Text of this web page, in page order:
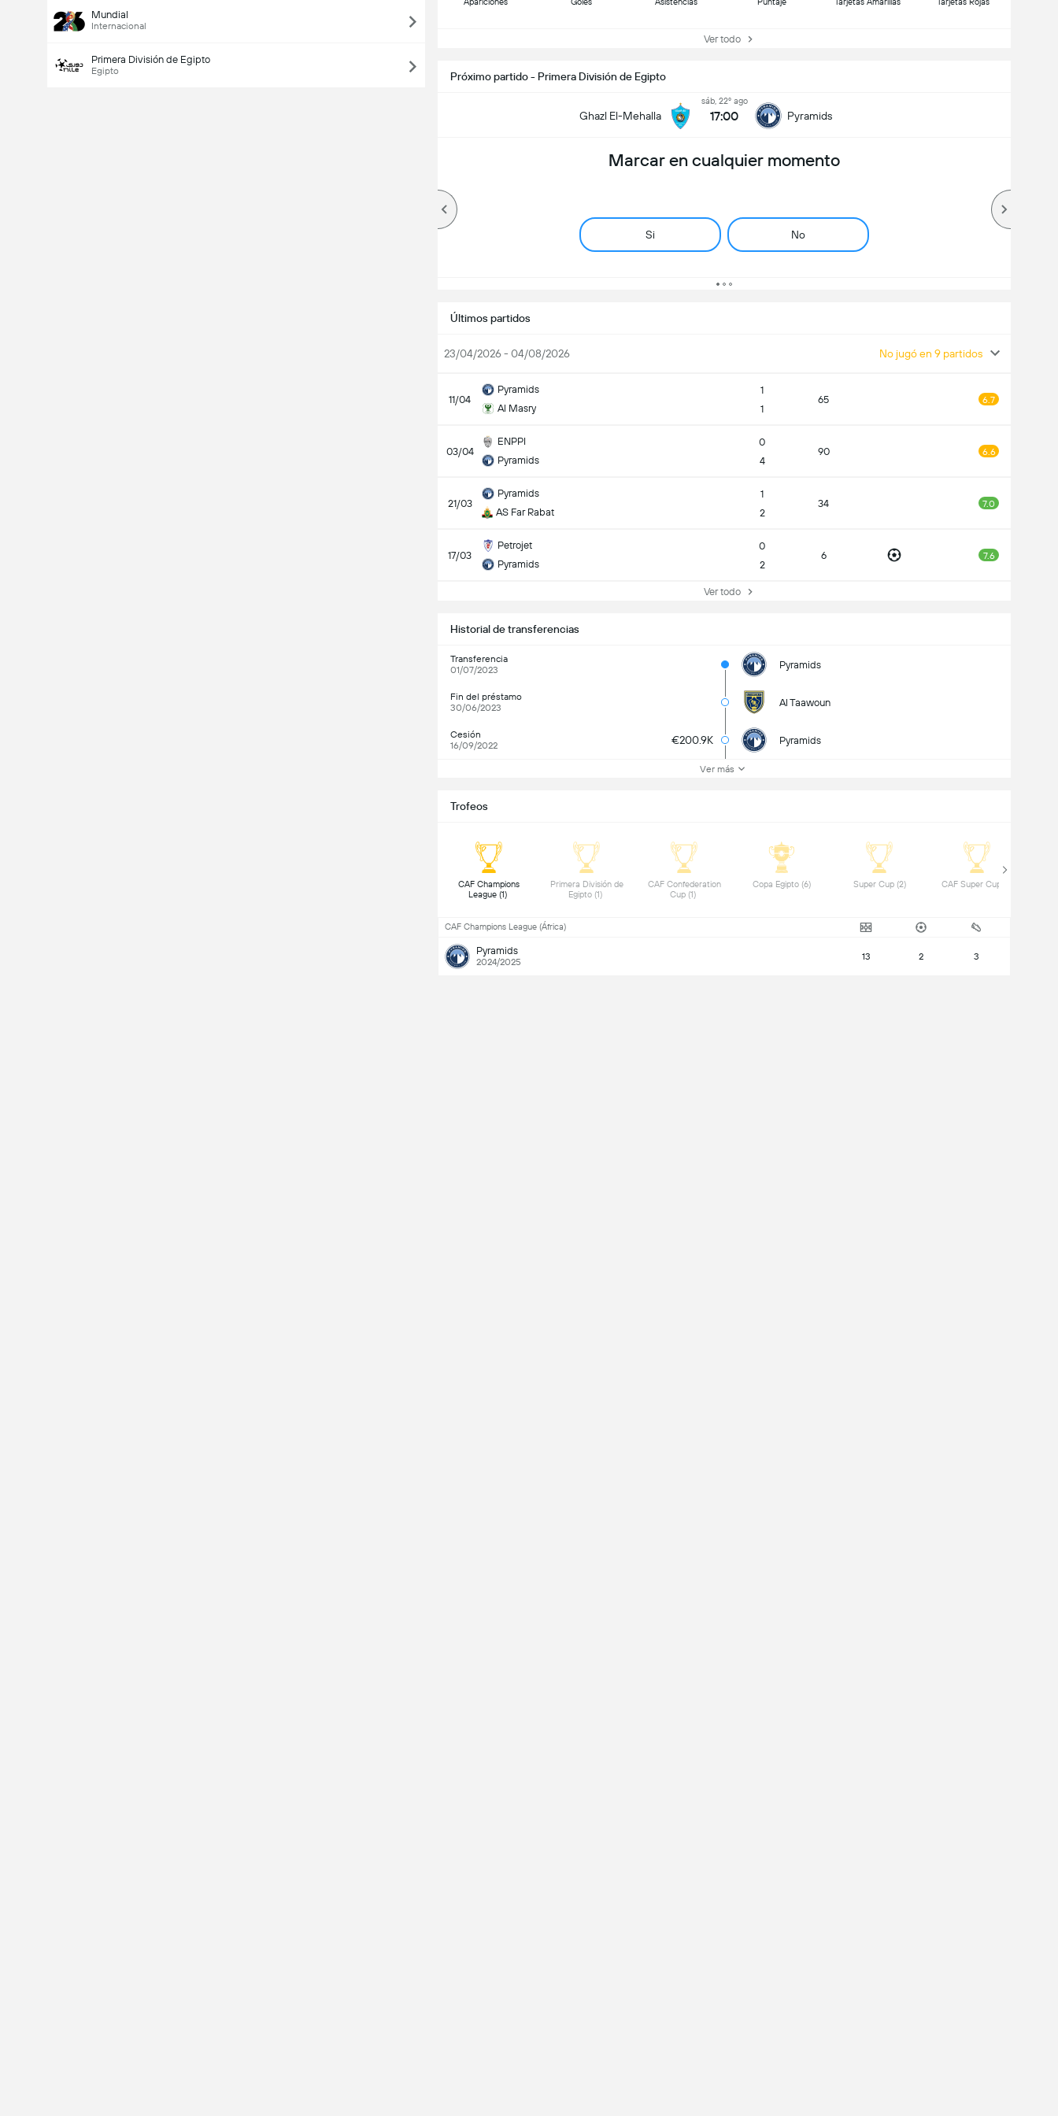
Mundial
Internacional
Primera División de Egipto
Egipto
Ver todo
Próximo partido - Primera División de Egipto
Ghazl El-Mehalla
sáb, 22º ago
17:00 Pyramids
Marcar en cualquier momento
Si No
Últimos partidos
23/04/2026 - 04/08/2026 No jugó en 9 partidos
11/04
Pyramids
Al Masry
1
1
65 6.7
03/04
ENPPI
Pyramids
0
4
90 6.6
21/03
Pyramids
AS Far Rabat
1
2
34 7.0
17/03
Petrojet
Pyramids
0
2
6 7.6
Ver todo
Historial de transferencias
Transferencia
01/07/2023
Pyramids
Fin del préstamo
30/06/2023
Al Taawoun
Cesión
16/09/2022
€200.9K Pyramids
Ver más
Trofeos
CAF Champions
Primera División de
CAF Confederation
Super Cup (2)
CAF Champions League (África)
Pyramids
2024/2025 13 2 3